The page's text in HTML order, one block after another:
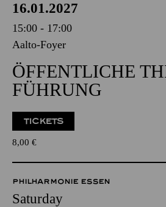
16.01.2027
15:00 - 17:00
Aalto-Foyer
ÖFFENTLICHE
FÜHRUNG
TICKETS
8,00 €
PHILHARMONIE ESSEN
Saturday